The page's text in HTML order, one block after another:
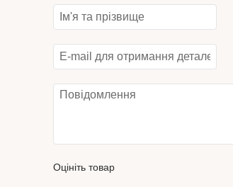
Оцініть товар